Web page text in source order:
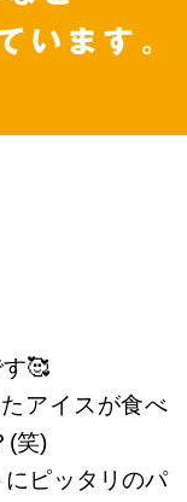
🥰
アイスが食べ
(笑)
ピッタリのパ